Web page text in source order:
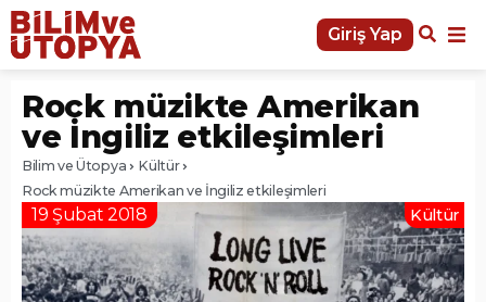
Giriş Yap
Rock müzikte Amerikan
ve İngiliz etkileşimleri
Bilim ve Ütopya
Kültür
Rock müzikte Amerikan ve İngiliz etkileşimleri
19 Şubat 2018 Kültür